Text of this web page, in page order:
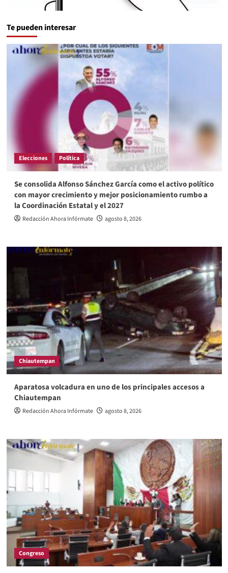
Te pueden interesar
Elecciones Política
Se consolida Alfonso Sánchez García como el activo político
con mayor crecimiento y mejor posicionamiento rumbo a
la Coordinación Estatal y el 2027
Redacción Ahora Infórmate agosto 8, 2026
Chiautempan
Aparatosa volcadura en uno de los principales accesos a
Chiautempan
Redacción Ahora Infórmate agosto 8, 2026
Congreso